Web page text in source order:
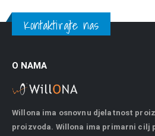
Kontaktirajte nas
O NAMA
Willona ima osnovnu djelatnost
proizvoda. Willona ima primarni cilj